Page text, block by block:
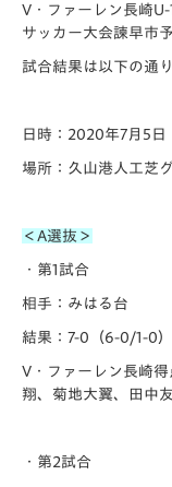
V・ファーレン長崎
サッカー大会諫早市
試合結果は以下の通り
日時：2020年7月5日
場所：久山港人工芝
＜A選抜＞
・第1試合
相手：みはる台
結果：7-0（6-0/1-0）
V・ファーレン長崎
翔、菊地大翼、田中
・第2試合